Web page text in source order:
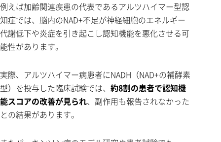
例えば加齢関連疾患の代表であるアルツハイマー型認
知症では、脳内のNAD+不足が神経細胞のエネルギー
代謝低下や炎症を引き起こし認知機能を悪化させる可
能性があります。
実際、アルツハイマー病患者にNADH（NAD+の補酵素
型）を投与した臨床試験では、 約8割の患者で認知機
能スコアの改善が見られ、副作用も報告されなかった
との結果があります。